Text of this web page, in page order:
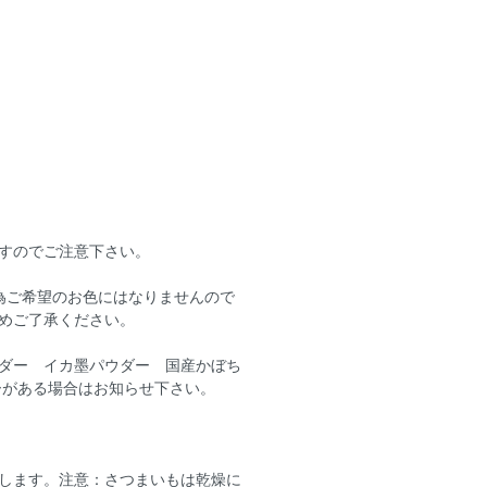
でご注意下さい。
希望のお色にはなりませんので
ご了承ください。
ー イカ墨パウダー 国産かぼち
る場合はお知らせ下さい。
ます。注意：さつまいもは乾燥に